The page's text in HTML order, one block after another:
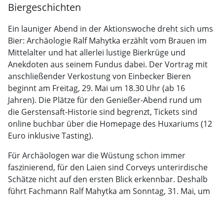
Biergeschichten
Ein launiger Abend in der Aktionswoche dreht sich ums
Bier: Archäologie Ralf Mahytka erzählt vom Brauen im
Mittelalter und hat allerlei lustige Bierkrüge und
Anekdoten aus seinem Fundus dabei. Der Vortrag mit
anschließender Verkostung von Einbecker Bieren
beginnt am Freitag, 29. Mai um 18.30 Uhr (ab 16
Jahren). Die Plätze für den Genießer-Abend rund um
die Gerstensaft-Historie sind begrenzt, Tickets sind
online buchbar über die Homepage des Huxariums (12
Euro inklusive Tasting).
Für Archäologen war die Wüstung schon immer
faszinierend, für den Laien sind Corveys unterirdische
Schätze nicht auf den ersten Blick erkennbar. Deshalb
führt Fachmann Ralf Mahytka am Sonntag, 31. Mai, um